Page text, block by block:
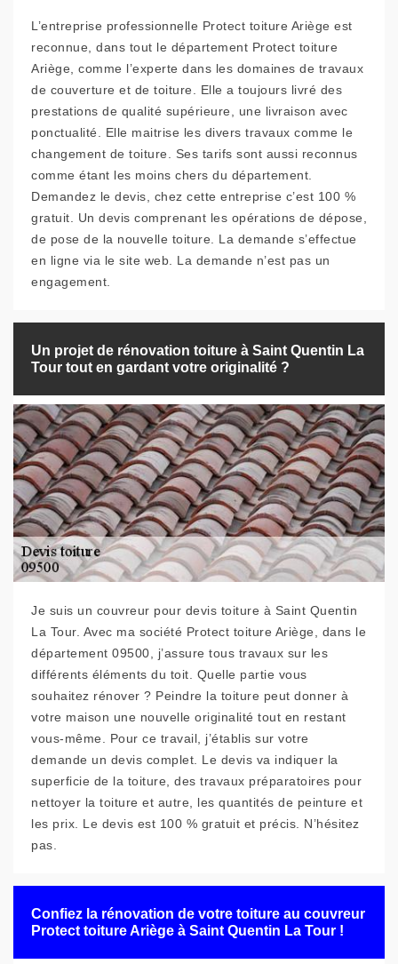
L’entreprise professionnelle Protect toiture Ariège est
reconnue, dans tout le département Protect toiture
Ariège, comme l’experte dans les domaines de travaux
de couverture et de toiture. Elle a toujours livré des
prestations de qualité supérieure, une livraison avec
ponctualité. Elle maitrise les divers travaux comme le
changement de toiture. Ses tarifs sont aussi reconnus
comme étant les moins chers du département.
Demandez le devis, chez cette entreprise c’est 100 %
gratuit. Un devis comprenant les opérations de dépose,
de pose de la nouvelle toiture. La demande s’effectue
en ligne via le site web. La demande n’est pas un
engagement.
Un projet de rénovation toiture à Saint Quentin La
Tour tout en gardant votre originalité ?
Je suis un couvreur pour devis toiture à Saint Quentin
La Tour. Avec ma société Protect toiture Ariège, dans le
département 09500, j’assure tous travaux sur les
différents éléments du toit. Quelle partie vous
souhaitez rénover ? Peindre la toiture peut donner à
votre maison une nouvelle originalité tout en restant
vous-même. Pour ce travail, j’établis sur votre
demande un devis complet. Le devis va indiquer la
superficie de la toiture, des travaux préparatoires pour
nettoyer la toiture et autre, les quantités de peinture et
les prix. Le devis est 100 % gratuit et précis. N’hésitez
pas.
Confiez la rénovation de votre toiture au couvreur
Protect toiture Ariège à Saint Quentin La Tour !